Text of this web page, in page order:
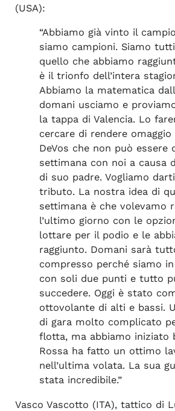
(USA):
“Abbiamo già vinto il
siamo campioni. Siamo
quello che abbiamo
è il trionfo dell’intera
Abbiamo la matematica
domani usciamo e
la tappa di Valencia. Lo
cercare di rendere omaggio
DeVos che non può essere
settimana con noi a causa
di suo padre. Vogliamo
tributo. La nostra idea di
settimana è che volevamo
l’ultimo giorno con le
lottare per il podio e le
raggiunto. Domani sarà
compresso perché siamo
con soli due punti e tutto
succedere. Oggi è stato
ottovolante di alti e bassi.
di gara molto complicato
flotta, ma abbiamo iniziato
Rossa ha fatto un ottimo
nell’ultima volata. La sua
stata incredibile.”
Vasco Vascotto (ITA), tattico di